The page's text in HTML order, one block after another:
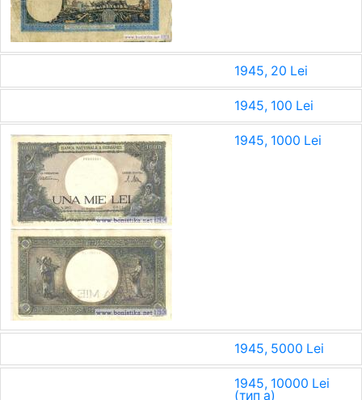
1945, 20 Lei
1945, 100 Lei
1945, 1000 Lei
1945, 5000 Lei
1945, 10000 Lei
(тип a)